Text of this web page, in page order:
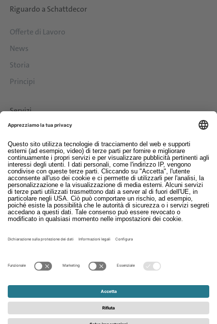
Riguardo a Schattdecor
Offerte di Lavoro
News
Storia
Principi
Servizi
Contatto
EDI
Colofon
Whistleblowing
Condizioni generali di contratto